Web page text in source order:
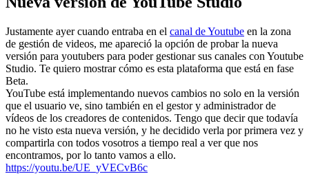
Justamente ayer cuando entraba en el canal de Youtube en la zona
de gestión de videos, me apareció la opción de probar la nueva
versión para youtubers para poder gestionar sus canales con Youtube
Studio. Te quiero mostrar cómo es esta plataforma que está en fase
Beta.
YouTube está implementando nuevos cambios no solo en la versión
que el usuario ve, sino también en el gestor y administrador de
vídeos de los creadores de contenidos. Tengo que decir que todavía
no he visto esta nueva versión, y he decidido verla por primera vez y
compartirla con todos vosotros a tiempo real a ver que nos
encontramos, por lo tanto vamos a ello.
https://youtu.be/UE_yVECvB6c